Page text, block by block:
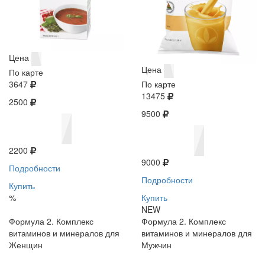
Цена
По карте
3647
2500
2200
Подробности
Купить
%
Цена
По карте
13475
9500
9000
Подробности
Купить
NEW
Формула 2. Комплекс
витаминов и минералов для
Женщин
Формула 2. Комплекс
витаминов и минералов для
Мужчин